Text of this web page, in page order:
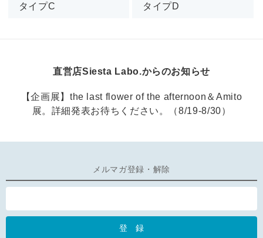
タイプC タイプD
直営店Siesta Labo.からのお知らせ
【企画展】the last flower of the afternoon＆Amito
展。詳細発表お待ちください。（8/19-8/30）
メルマガ登録・解除